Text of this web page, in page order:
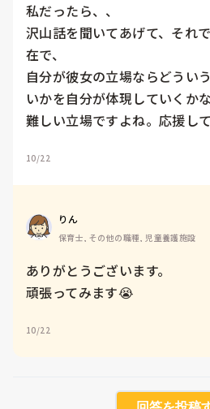
私だったら、、
沢山話を聞いてあげて、それ
在で、
自分が彼女の立場ならどうい
いかを自分が体現していくかな
難しい立場ですよね。応援して
10/22
りん
保育士, その他の職種, 児童養護施設
ありがとうございます。
頑張ってみます😭
10/22